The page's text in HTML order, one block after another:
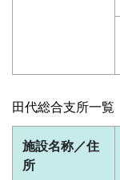
田代総合支所一覧
施設名称／住
所